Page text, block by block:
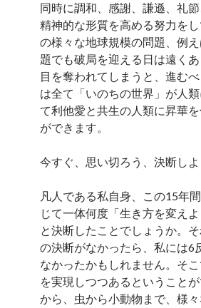
同時に調和、感謝、謙遜、礼
精神的な形質を高める努力を
の様々な地球規模の問題、例
題でも破局を迎える日は遠く
目を奪われてしまうと、進む
は全て「いのちの世界」が人
て利他愛と共生の人類に昇華
ができます。
今すぐ、思い切ろう、決断しよ
凡人である私自身、この15年
じて一体何度「生き方を変え
と決断したことでしょうか。
の決断がなかったら、私には6
なかったかもしれません。そ
を実現しつつあるということ
から、虫から小動物まで、様